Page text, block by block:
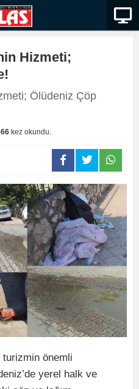
Hizmeti;
Ölüdeniz Çöp
kez okundu.
turizmin önemli
yerel halk ve